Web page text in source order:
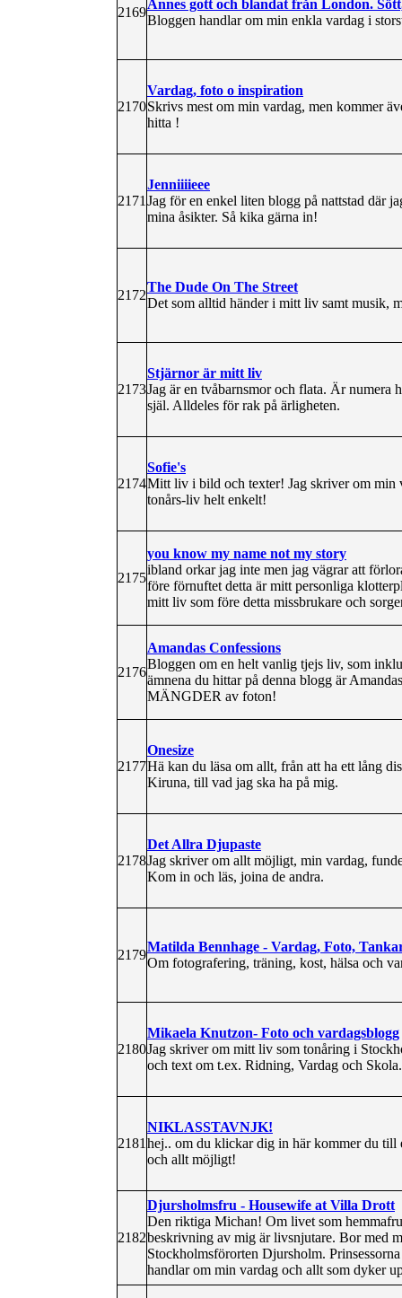
2169
Annes gott och blandat från London.
Bloggen handlar om min enkla vardag i
2170
Vardag, foto o inspiration
Skrivs mest om min vardag, men kommer
hitta !
2171
Jenniiiieee
Jag för en enkel liten blogg på nattstad där
mina åsikter. Så kika gärna in!
2172
The Dude On The Street
Det som alltid händer i mitt liv samt musik,
2173
Stjärnor är mitt liv
Jag är en tvåbarnsmor och flata. Är numera
själ. Alldeles för rak på ärligheten.
2174
Sofie's
Mitt liv i bild och texter! Jag skriver om min
tonårs-liv helt enkelt!
2175
you know my name not my story
ibland orkar jag inte men jag vägrar att
före förnuftet detta är mitt personliga
mitt liv som före detta missbrukare och
2176
Amandas Confessions
Bloggen om en helt vanlig tjejs liv, som
ämnena du hittar på denna blogg är
MÄNGDER av foton!
2177
Onesize
Hä kan du läsa om allt, från att ha ett lång
Kiruna, till vad jag ska ha på mig.
2178
Det Allra Djupaste
Jag skriver om allt möjligt, min vardag,
Kom in och läs, joina de andra.
2179
Matilda Bennhage - Vardag, Foto,
Om fotografering, träning, kost, hälsa och
2180
Mikaela Knutzon- Foto och vardagsblogg
Jag skriver om mitt liv som tonåring i
och text om t.ex. Ridning, Vardag och
2181
NIKLASSTAVNJK!
hej.. om du klickar dig in här kommer du
och allt möjligt!
2182
Djursholmsfru - Housewife at Villa Drott
Den riktiga Michan! Om livet som
beskrivning av mig är livsnjutare. Bor med
Stockholmsförorten Djursholm.
handlar om min vardag och allt som dyker